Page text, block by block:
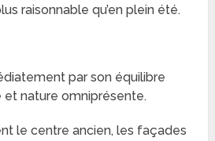
raisonnable qu’en plein été.
par son équilibre
et nature omniprésente.
le centre ancien, les façades